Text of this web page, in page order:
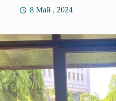
8 Май , 2024